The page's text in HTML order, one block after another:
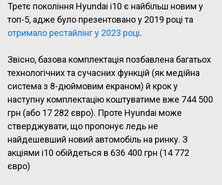
Третє покоління Hyundai i10 є найбільш новим у
топ-5, адже було презентовано у 2019 році та
отримало рестайлінг у 2023 році.
Звісно, базова комплектація позбавлена багатьох
технологічних та сучасних функцій (як медійна
система з 8-дюймовим екраном) й крок у
наступну комплектацію коштуватиме вже 744 500
грн (або 17 282 євро). Проте Hyundai може
стверджувати, що пропонує ледь не
найдешевший новий автомобіль на ринку. З
акціями i10 обійдеться в 636 400 грн (14 772
євро)